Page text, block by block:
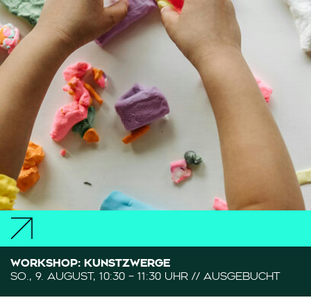
WORKSHOP: KUNSTZWERGE
SO., 9. AUGUST, 10:30 – 11:30 UHR // AUSGEBUCHT